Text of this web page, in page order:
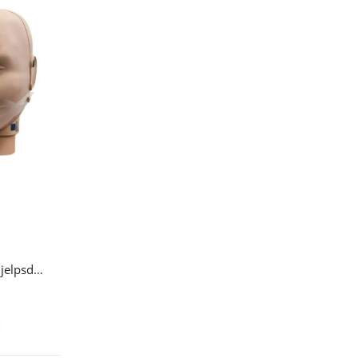
Prestan PRO+ hode til førstehjelpsdukke, voksen